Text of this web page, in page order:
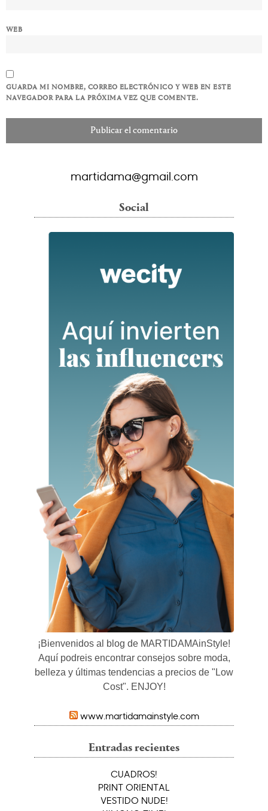
WEB
GUARDA MI NOMBRE, CORREO ELECTRÓNICO Y WEB EN ESTE
NAVEGADOR PARA LA PRÓXIMA VEZ QUE COMENTE.
martidama@gmail.com
Social
¡Bienvenidos al blog de MARTIDAMAinStyle!
Aquí podreis encontrar consejos sobre moda,
belleza y últimas tendencias a precios de "Low
Cost". ENJOY!
www.martidamainstyle.com
Entradas recientes
CUADROS!
PRINT ORIENTAL
VESTIDO NUDE!